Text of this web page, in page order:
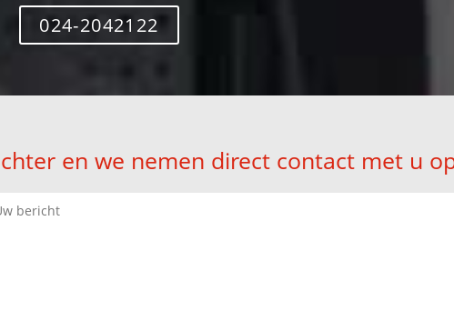
024-2042122
en we nemen direct contact met u